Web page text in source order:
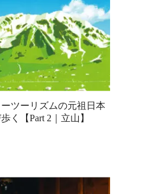
ツーリズムの元祖日本
く【Part 2｜立山】